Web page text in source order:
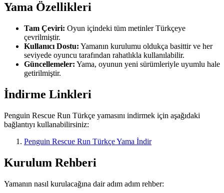
Yama Özellikleri
Tam Çeviri: Oyun içindeki tüm metinler Türkçeye
çevrilmiştir.
Kullanıcı Dostu: Yamanın kurulumu oldukça basittir ve her
seviyede oyuncu tarafından rahatlıkla kullanılabilir.
Güncellemeler: Yama, oyunun yeni sürümleriyle uyumlu hale
getirilmiştir.
İndirme Linkleri
Penguin Rescue Run Türkçe yamasını indirmek için aşağıdaki
bağlantıyı kullanabilirsiniz:
Penguin Rescue Run Türkçe Yama İndir
Kurulum Rehberi
Yamanın nasıl kurulacağına dair adım adım rehber: